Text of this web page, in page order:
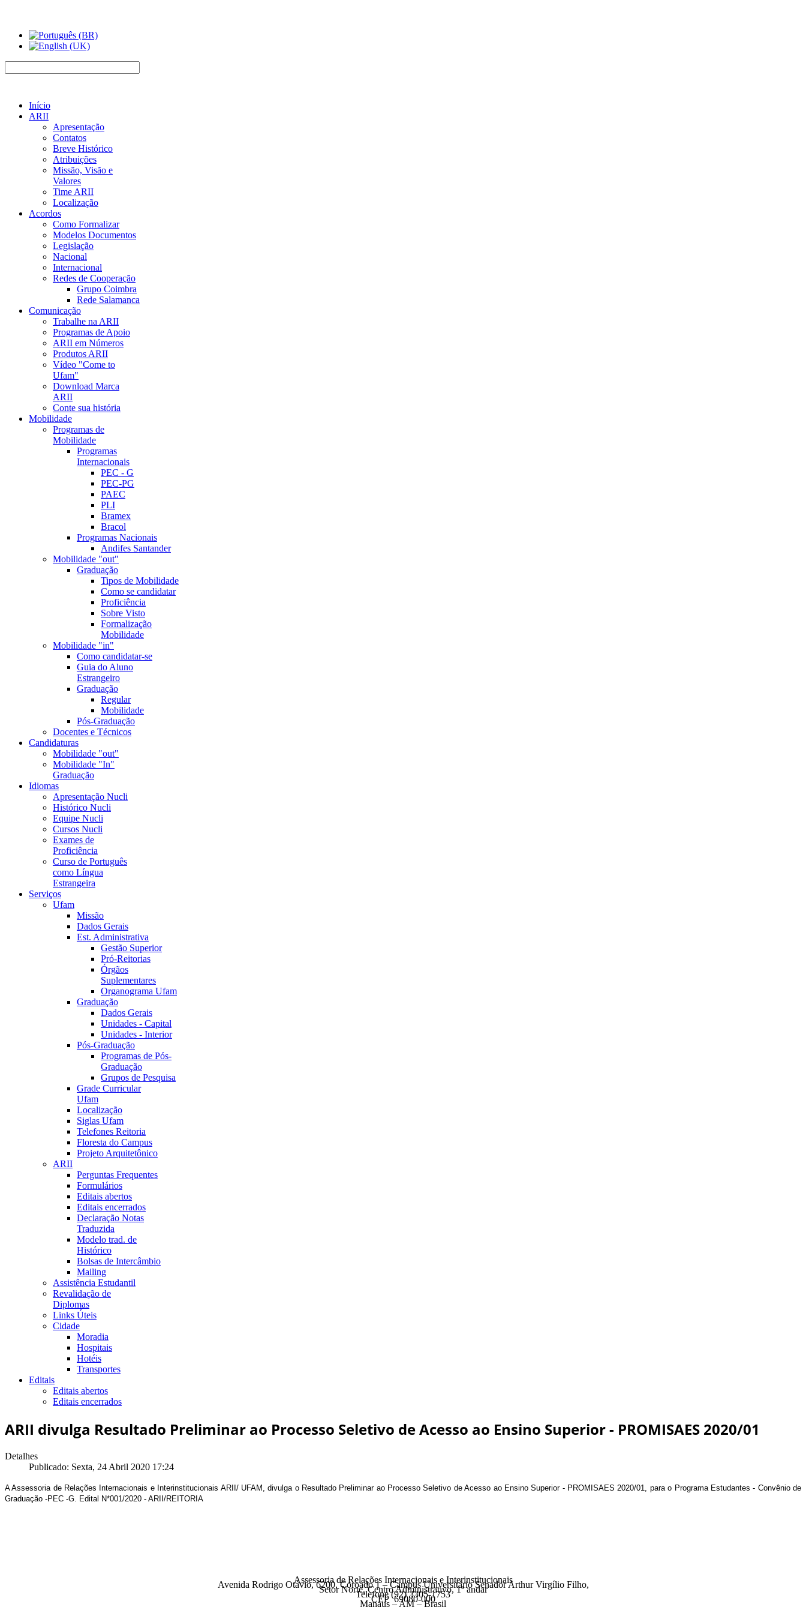
Início
ARII
Apresentação
Contatos
Breve Histórico
Atribuições
Missão, Visão e
Valores
Time ARII
Localização
Acordos
Como Formalizar
Modelos Documentos
Legislação
Nacional
Internacional
Redes de Cooperação
Grupo Coimbra
Rede Salamanca
Comunicação
Trabalhe na ARII
Programas de Apoio
ARII em Números
Produtos ARII
Vídeo "Come to
Ufam"
Download Marca
ARII
Conte sua história
Mobilidade
Programas de
Mobilidade
Programas
Internacionais
PEC - G
PEC-PG
PAEC
PLI
Bramex
Bracol
Programas Nacionais
Andifes Santander
Mobilidade "out"
Graduação
Tipos de Mobilidade
Como se candidatar
Proficiência
Sobre Visto
Formalização
Mobilidade
Mobilidade "in"
Como candidatar-se
Guia do Aluno
Estrangeiro
Graduação
Regular
Mobilidade
Pós-Graduação
Docentes e Técnicos
Candidaturas
Mobilidade "out"
Mobilidade "In"
Graduação
Idiomas
Apresentação Nucli
Histórico Nucli
Equipe Nucli
Cursos Nucli
Exames de
Proficiência
Curso de Português
como Língua
Estrangeira
Serviços
Ufam
Missão
Dados Gerais
Est. Administrativa
Gestão Superior
Pró-Reitorias
Órgãos
Suplementares
Organograma Ufam
Graduação
Dados Gerais
Unidades - Capital
Unidades - Interior
Pós-Graduação
Programas de Pós-
Graduação
Grupos de Pesquisa
Grade Curricular
Ufam
Localização
Siglas Ufam
Telefones Reitoria
Floresta do Campus
Projeto Arquitetônico
ARII
Perguntas Frequentes
Formulários
Editais abertos
Editais encerrados
Declaração Notas
Traduzida
Modelo trad. de
Histórico
Bolsas de Intercâmbio
Mailing
Assistência Estudantil
Revalidação de
Diplomas
Links Úteis
Cidade
Moradia
Hospitais
Hotéis
Transportes
Editais
Editais abertos
Editais encerrados
ARII divulga Resultado Preliminar ao Processo Seletivo de Acesso ao Ensino Superior - PROMISAES 2020/01
Detalhes
Publicado: Sexta, 24 Abril 2020 17:24
A Assessoria de Relações Internacionais e Interinstitucionais ARII/ UFAM, divulga o Resultado Preliminar ao Processo Seletivo de Acesso ao Ensino Superior - PROMISAES 2020/01, para o Programa Estudantes - Convênio de
Graduação -PEC -G. Edital N*001/2020 - ARII/REITORIA
Assessoria de Relações Internacionais e Interinstitucionais
Avenida Rodrigo Otávio, 6200, Coroado 1 – Campus Universitário Senador Arthur Virgílio Filho,
Setor Norte, Centro Administrativo, 1º andar
Telefone (92) 3305-1753
CEP 69080-000
Manaus – AM – Brasil